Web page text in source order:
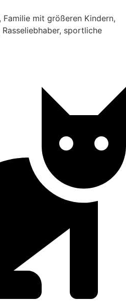
mit größeren Kindern,
sportliche